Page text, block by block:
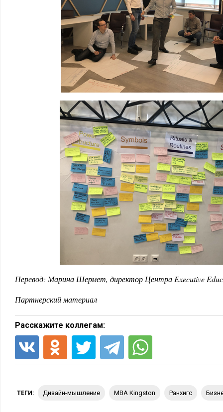
Перевод: Марина Шермет, директор Центра Executive
Партнерский материал
Расскажите коллегам:
ТЕГИ: дизайн-мышление MBA Kingston ранхигс